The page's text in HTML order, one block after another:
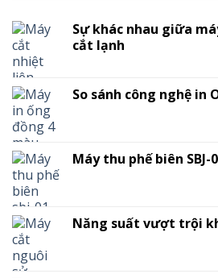
Sự khác nhau giữa
cắt lạnh
So sánh công nghệ in
Máy thu phế biên SBJ-
Năng suất vượt trội